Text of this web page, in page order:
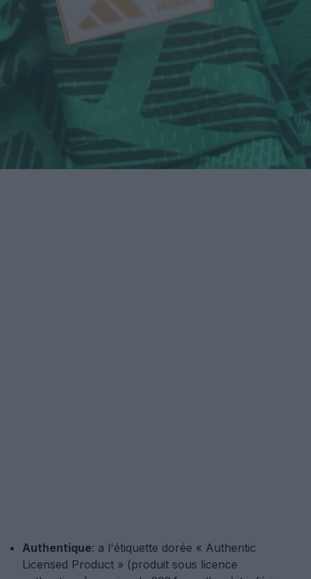
Authentique: a l'étiquette dorée « Authentic
Licensed Product » (produit sous licence